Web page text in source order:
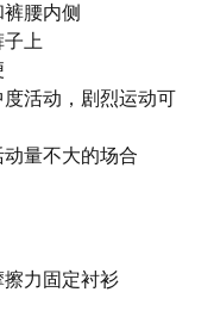
腰内侧
上
活动，剧烈运动可
量不大的场合
力固定衬衫